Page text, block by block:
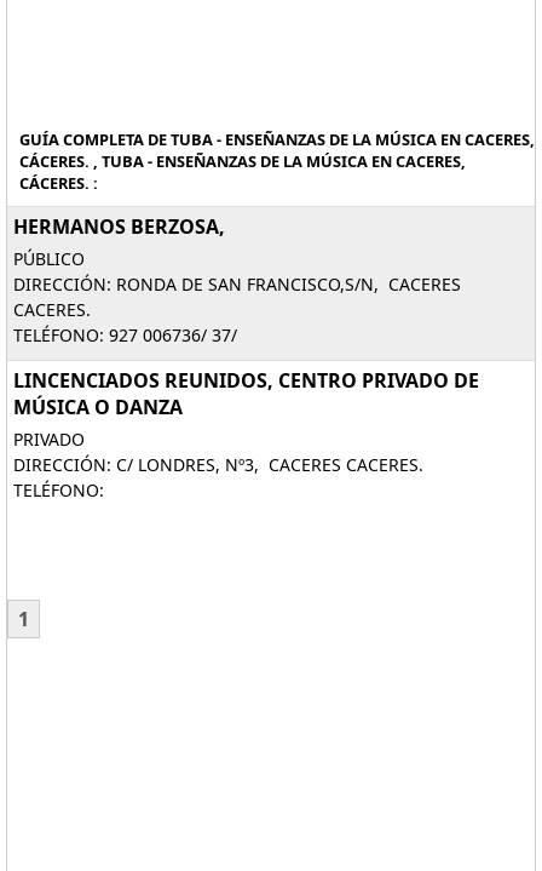
GUÍA COMPLETA DE TUBA - ENSEÑANZAS DE LA MÚSICA EN CACERES,
CÁCERES. , TUBA - ENSEÑANZAS DE LA MÚSICA EN CACERES,
CÁCERES. :
HERMANOS BERZOSA,
PÚBLICO
DIRECCIÓN: RONDA DE SAN FRANCISCO,S/N, CACERES
CACERES.
TELÉFONO: 927 006736/ 37/
LINCENCIADOS REUNIDOS, CENTRO PRIVADO DE
MÚSICA O DANZA
PRIVADO
DIRECCIÓN: C/ LONDRES, Nº3, CACERES CACERES.
TELÉFONO:
1